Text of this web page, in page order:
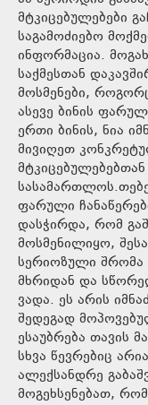
მტკიცებულებები
საგამოძიებო
ინფორმაცია.
საქმესთან
მოსმენები,
ასევე ბინის
ერთი ბინის, ნია
მივიღეთ
ფარული
დასჭირდა, რომ
მოსმენილიყო,
სერიოზული
მხრიდან და
ვადა. ეს არის
შედეგად
ესაუბრება თავის
სხვა წევრებიც
ალექსანდრე
მოგეხსენებათ,